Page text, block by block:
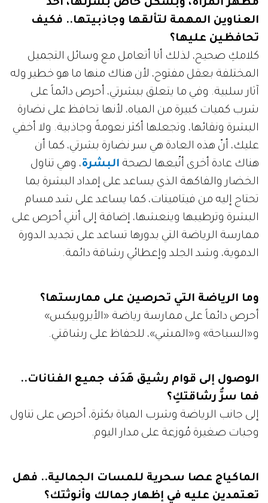
مَظْهَر المرأة، وبشكل خاص بشرتها، أحد
العناوين المهمة لتألقها وجاذبيتها.. فكيف
تحافظين عليها؟
كلامكِ صحيح، لذلك أنا أتعامل مع وسائل التجميل
المختلفة بعقل مفتوح، لأن هناك منها ما هو خطير وله
آثار سلبية. وفي ما يتعلق ببشرتي، أحرص دائماً على
شرب كميات كبيرة من المياه، لأنها تحافظ على نضارة
البشرة ونقائها، وتجعلها أكثر نعومةً وجاذبية. ولا أخفي
عليك، أنّ هذه العادة هي سر نضارة بشرتي، كما أن
هناك عادة أخرى أتّبعها لصحة البشرة، وهي تناول
الخضار والفاكهة الذي يساعد على إمداد البشرة بما
تحتاج إليه من فيتامينات، كما يساعد على شد مسام
البشرة وترطيبها وينعشها، إضافة إلى أنني أحرص على
ممارسة الرياضة التي بدورها تساعد على تجديد الدورة
الدموية، وشد الجلد وإعطائي رشاقة دائمة.
وما الرياضة التي تحرصين على ممارستها؟
أحرص دائماً على ممارسة رياضة «الأيروبيكس»
و«السباحة» و«المشي»، للحفاظ على رشاقتي.
الوصول إلى قوام رشيق هَدَف جميع الفنانات..
فما سرُّ رشاقتكِ؟
إلى جانب الرياضة وشرب المياة بكثرة، أحرص على تناول
وجبات صغيرة مُوزعة على مدار اليوم.
الماكياج عصا سحرية للمسات الجمالية.. فهل
تعتمدين عليه في إظهار جمالك وأنوثتك؟